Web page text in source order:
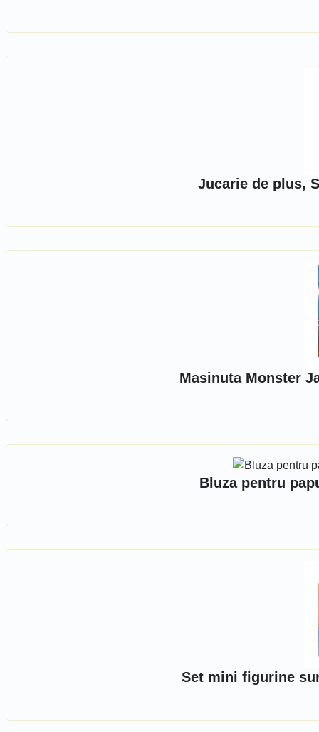
Jucarie de plus,
Masinuta Monster
Bluza pentru
Set mini figurine